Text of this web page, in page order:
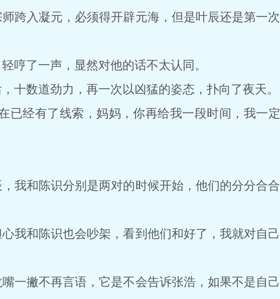
跨入凝元，必须得开辟元海，但是叶辰还是第一次
哼了一声，显然对他的话不太认同。
十数道劲力，再一次以凶猛的姿态，扑向了夜天。
已经有了线索，妈妈，你再给我一段时间，我一定
我和陈识分别是两对的时候开始，他们的分分合合
我和陈识也会吵架，看到他们和好了，我就对自己
一撇不再言语，它是不会告诉张浩，如果不是自己